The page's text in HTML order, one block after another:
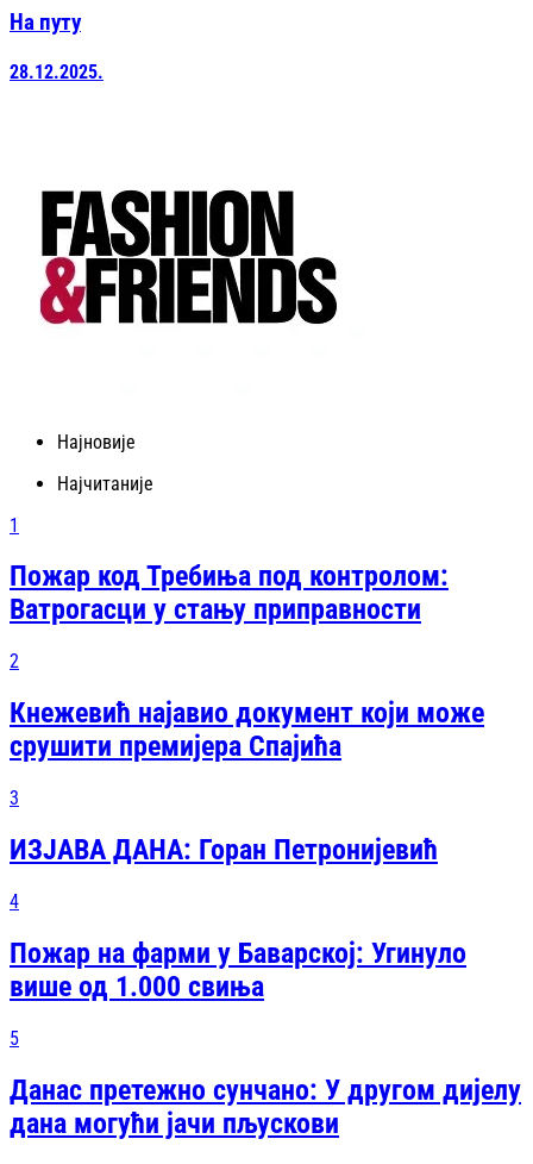
На путу
28.12.2025.
Најновије
Најчитаније
1
Пожар код Требиња под контролом:
Ватрогасци у стању приправности
2
Кнежевић најавио документ који може
срушити премијера Спајића
3
ИЗЈАВА ДАНА: Горан Петронијевић
4
Пожар на фарми у Баварској: Угинуло
више од 1.000 свиња
5
Данас претежно сунчано: У другом дијелу
дана могући јачи пљускови